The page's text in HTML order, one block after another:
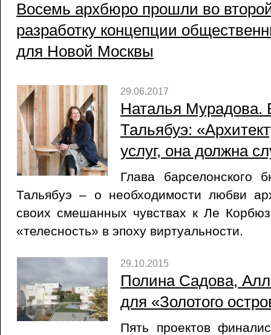
Восемь архбюро прошли во
разработку концепции
для Новой Москвы
29.06.2017
Наталья Мурадова.
Тальябуэ:
услуг, она должна
Глава барселонского
Тальябуэ – о необходимости любви
своих смешанных чувствах к Ле
«телесность» в эпоху виртуальности.
29.10.2015
Полина Садова,
для «Золотого
Пять проектов